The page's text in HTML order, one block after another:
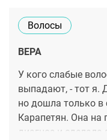
Волосы
ВЕРА
У кого слабые
выпадают, - тот я.
но дошла только в
Карапетян. Она на
диагноз и